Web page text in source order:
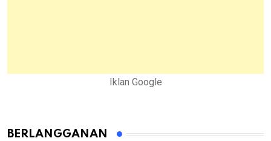
Iklan Google
BERLANGGANAN